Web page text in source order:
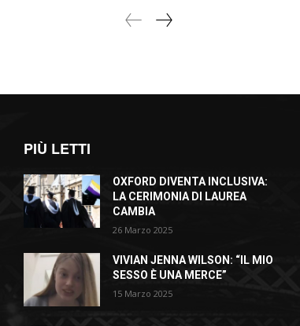
PIÙ LETTI
OXFORD DIVENTA INCLUSIVA:
LA CERIMONIA DI LAUREA
CAMBIA
26 Marzo 2025
VIVIAN JENNA WILSON: “IL MIO
SESSO È UNA MERCE”
15 Marzo 2025